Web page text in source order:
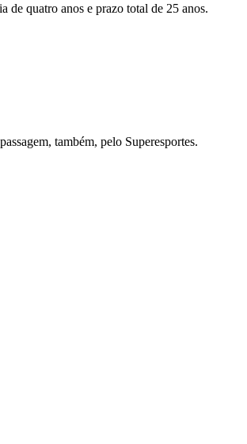
de quatro anos e prazo total de 25 anos.
também, pelo Superesportes.